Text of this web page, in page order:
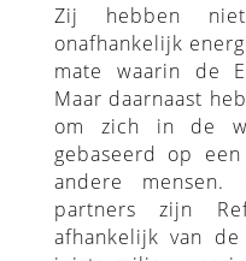
Zij hebben
onafhankelijk
mate waarin de
Maar daarnaast
om zich in de
gebaseerd op
andere mensen.
partners zijn
afhankelijk van